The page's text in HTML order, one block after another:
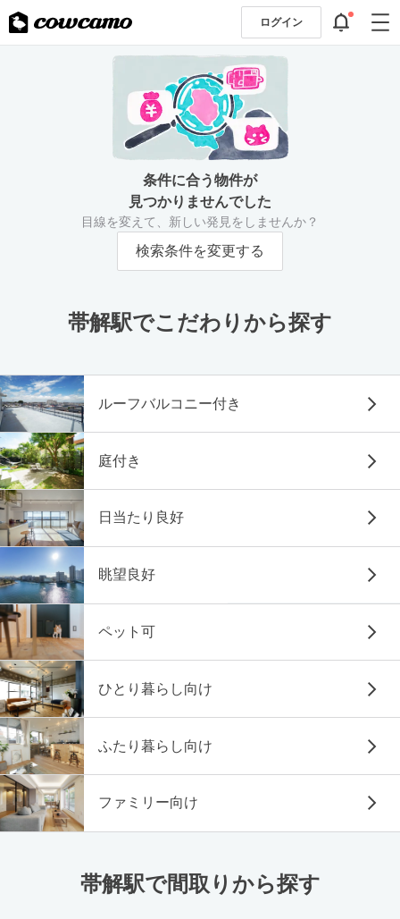
ログイン
条件に合う物件が
見つかりませんでした
目線を変えて、新しい発見をしませんか？
検索条件を変更する
帯解駅でこだわりから探す
ルーフバルコニー付き
庭付き
日当たり良好
眺望良好
ペット可
ひとり暮らし向け
ふたり暮らし向け
ファミリー向け
帯解駅で間取りから探す